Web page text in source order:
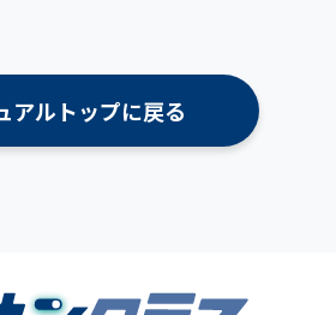
アルトップに戻る